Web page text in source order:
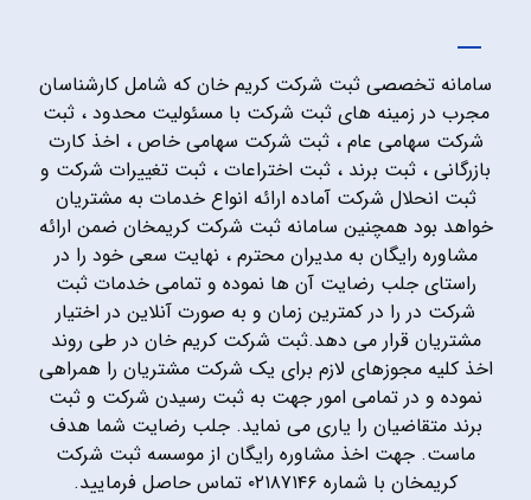
سامانه تخصصی ثبت شرکت کریم خان که شامل کارشناسان
مجرب در زمینه های ثبت شرکت با مسئولیت محدود ، ثبت
شرکت سهامی عام ، ثبت شرکت سهامی خاص ، اخذ کارت
بازرگانی ، ثبت برند ، ثبت اختراعات ، ثبت تغییرات شرکت و
ثبت انحلال شرکت آماده ارائه انواع خدمات به مشتریان
خواهد بود همچنین سامانه ثبت شرکت کریمخان ضمن ارائه
مشاوره رایگان به مدیران محترم ، نهایت سعی خود را در
راستای جلب رضایت آن ها نموده و تمامی خدمات ثبت
شرکت در را در کمترین زمان و به صورت آنلاین در اختیار
مشتریان قرار می دهد.ثبت شرکت کریم خان در طی روند
اخذ کلیه مجوزهای لازم برای یک شرکت مشتریان را همراهی
نموده و در تمامی امور جهت به ثبت رسیدن شرکت و ثبت
برند متقاضیان را یاری می نماید. جلب رضایت شما هدف
ماست. جهت اخذ مشاوره رایگان از موسسه ثبت شرکت
کریمخان با شماره ۰۲۱۸۷۱۴۶ تماس حاصل فرمایید.